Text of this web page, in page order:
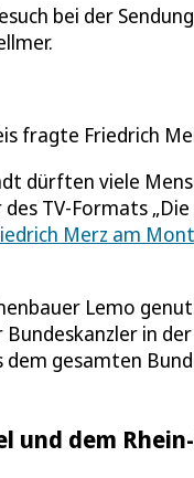
bei der
fragte Friedrich
dürften viele
TV-Formats
Merz am
Lemo
in
gesamten
und dem